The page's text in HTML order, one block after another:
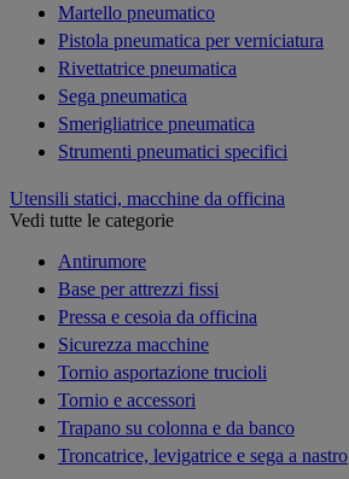
Martello pneumatico
Pistola pneumatica per verniciatura
Rivettatrice pneumatica
Sega pneumatica
Smerigliatrice pneumatica
Strumenti pneumatici specifici
Utensili statici, macchine da officina
Vedi tutte le categorie
Antirumore
Base per attrezzi fissi
Pressa e cesoia da officina
Sicurezza macchine
Tornio asportazione trucioli
Tornio e accessori
Trapano su colonna e da banco
Troncatrice, levigatrice e sega a nastro